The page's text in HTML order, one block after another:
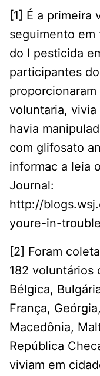
[1] É a primeira
seguimento em
do l pesticida
participantes
voluntaria,
havia
com glifosato
informac a leia
Journal:
http://
youre-in-
[2] Foram
182 voluntários
Bélgica,
França,
Macedônia,
República
viviam em